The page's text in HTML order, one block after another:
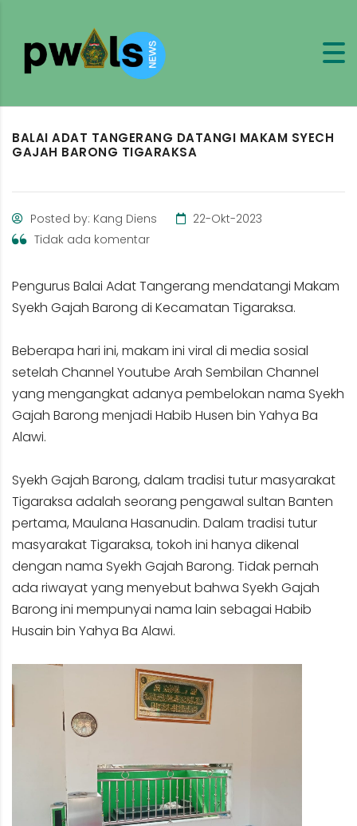
BALAI ADAT TANGERANG DATANGI MAKAM SYECH
GAJAH BARONG TIGARAKSA
Posted by: Kang Diens
22-Okt-2023
Tidak ada komentar
Pengurus Balai Adat Tangerang mendatangi Makam
Syekh Gajah Barong di Kecamatan Tigaraksa.
Beberapa hari ini, makam ini viral di media sosial
setelah Channel Youtube Arah Sembilan Channel
yang mengangkat adanya pembelokan nama Syekh
Gajah Barong menjadi Habib Husen bin Yahya Ba
Alawi.
Syekh Gajah Barong, dalam tradisi tutur masyarakat
Tigaraksa adalah seorang pengawal sultan Banten
pertama, Maulana Hasanudin. Dalam tradisi tutur
masyarakat Tigaraksa, tokoh ini hanya dikenal
dengan nama Syekh Gajah Barong. Tidak pernah
ada riwayat yang menyebut bahwa Syekh Gajah
Barong ini mempunyai nama lain sebagai Habib
Husain bin Yahya Ba Alawi.